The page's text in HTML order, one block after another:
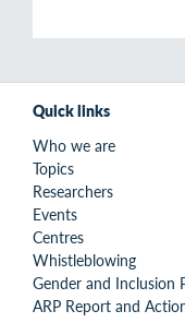
Quick links
Who we are
Topics
Researchers
Events
Centres
Whistleblowing
Gender and Inclusion
ARP Report and